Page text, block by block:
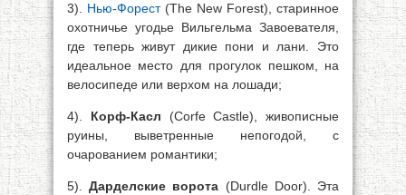
3). Нью-Форест(The New Forest), старинное
охотничье угодье Вильгельма Завоевателя,
где теперь живут дикие пони и лани. Это
идеальное место для прогулок пешком, на
велосипеде или верхом на лошади;
4). Корф-Касл (Corfe Castle), живописные
руины, выветренные непогодой, с
очарованием романтики;
5).Дарделские ворота (Durdle Door). Эта